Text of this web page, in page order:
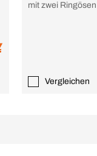
mit zwei Ringösen
Vergleichen